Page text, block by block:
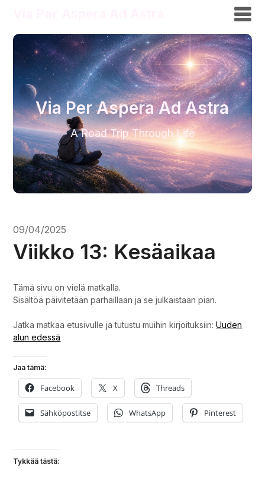
Via Per Aspera Ad Astra
A Road Trip Through Life
09/04/2025
Viikko 13: Kesäaikaa
Tämä sivu on vielä matkalla.
Sisältöä päivitetään parhaillaan ja se julkaistaan pian.
Jatka matkaa etusivulle ja tutustu muihin kirjoituksiin:Uuden
alun edessä
Jaa tämä:
Facebook X Threads
Sähköpostitse WhatsApp Pinterest
Tykkää tästä: